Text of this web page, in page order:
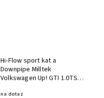
Hi-Flow sport kat a
Downpipe Milltek
Volkswagen Up! GTI 1.0TSI
na dotaz